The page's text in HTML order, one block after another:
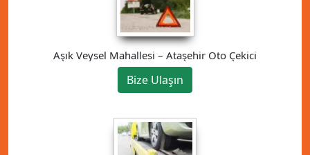
Aşık Veysel Mahallesi – Ataşehir Oto Çekici
Bize Ulaşın